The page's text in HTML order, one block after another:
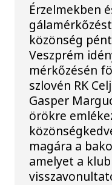
Érzelmekben
közönség
Veszprém
mérkőzésén
szlovén RK
Gasper
örökre
magára a
amelyet a